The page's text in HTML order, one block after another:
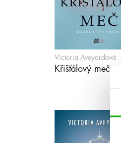
Victoria Aveyardová
Křišťálový meč